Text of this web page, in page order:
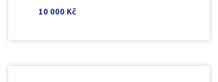
10 000 Kč